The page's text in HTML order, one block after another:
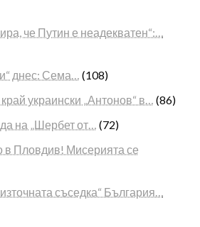
че Путин е неадекватен“:…
днес: Сема… (108)
украински „Антонов“ в… (86)
на „Шербет от… (72)
в Пловдив! Мисерията се
съседка“ България…